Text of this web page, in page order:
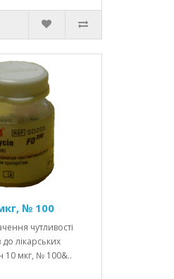
№ 100
чутливості
до лікарських
10 мкг, № 100&..